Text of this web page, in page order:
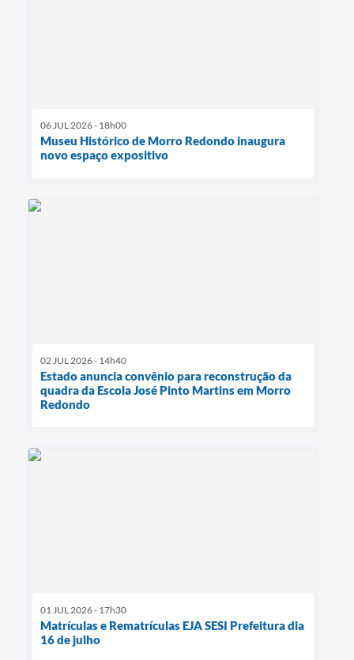
06 JUL 2026 - 18h00
Museu Histórico de Morro Redondo inaugura
novo espaço expositivo
02 JUL 2026 - 14h40
Estado anuncia convênio para reconstrução da
quadra da Escola José Pinto Martins em Morro
Redondo
01 JUL 2026 - 17h30
Matrículas e Rematrículas EJA SESI Prefeitura dia
16 de julho